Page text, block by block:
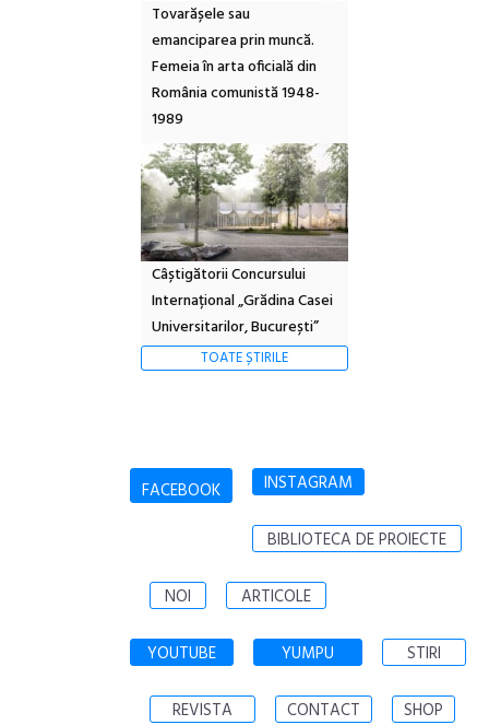
Tovarășele sau
emanciparea prin muncă.
Femeia în arta oficială din
România comunistă 1948-
1989
Câștigătorii Concursului
Internațional „Grădina Casei
Universitarilor, București”
TOATE ȘTIRILE
FACEBOOK INSTAGRAM
BIBLIOTECA DE PROIECTE
NOI ARTICOLE
YOUTUBE YUMPU STIRI
REVISTA CONTACT SHOP